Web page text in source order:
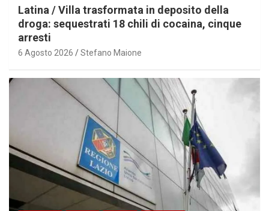
Latina / Villa trasformata in deposito della
droga: sequestrati 18 chili di cocaina, cinque
arresti
6 Agosto 2026 Stefano Maione